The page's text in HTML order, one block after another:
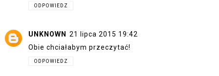
ODPOWIEDZ
UNKNOWN
21 lipca 2015 19:42
Obie chciałabym przeczytać!
ODPOWIEDZ